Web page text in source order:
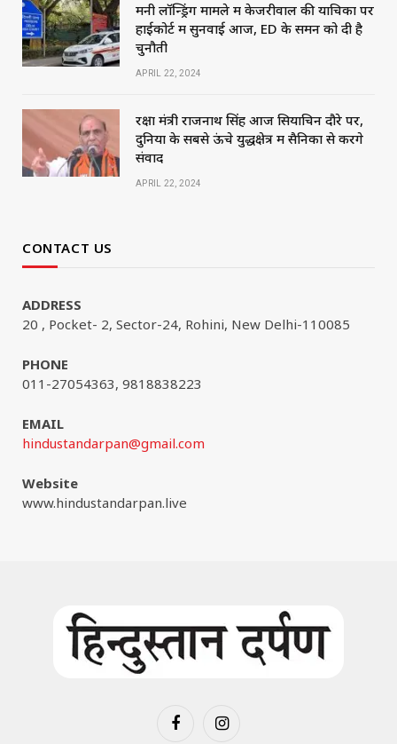
मनी लॉन्ड्रिंग मामले में केजरीवाल की याचिका पर
हाईकोर्ट में सुनवाई आज, ED के समन को दी है
चुनौती
APRIL 22, 2024
रक्षा मंत्री राजनाथ सिंह आज सियाचिन दौरे पर,
दुनिया के सबसे ऊंचे युद्धक्षेत्र में सैनिकों से करेंगे
संवाद
APRIL 22, 2024
CONTACT US
ADDRESS
20 , Pocket- 2, Sector-24, Rohini, New Delhi-110085
PHONE
011-27054363, 9818838223
EMAIL
hindustandarpan@gmail.com
Website
www.hindustandarpan.live
FacebookInstagram